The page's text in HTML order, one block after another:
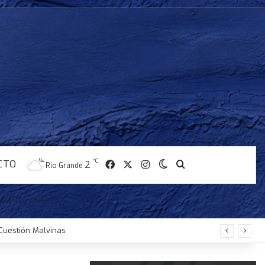
Rio Grande 2 ℃ FacebookInstagramSwitch skin
Malvinas